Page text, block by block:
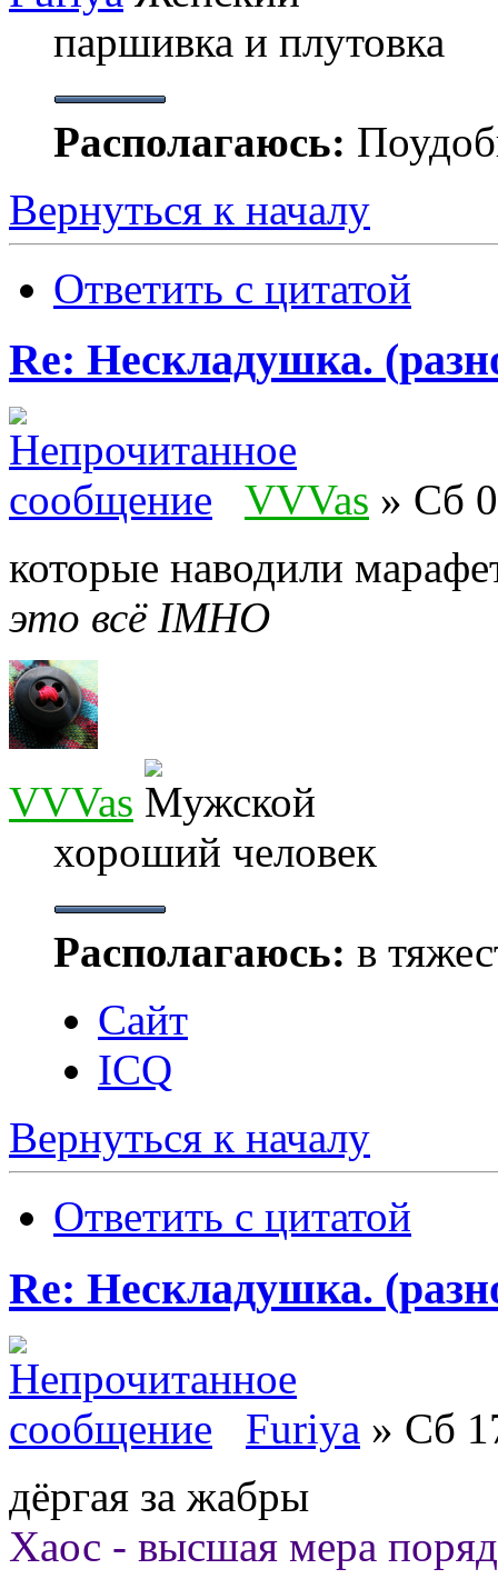
паршивка и плутовка
Располагаюсь:
Вернуться к началу
Ответить с цитатой
Re: Нескладушка.
VVVas » Сб
которые наводили
это всё IMHO
VVVas
хороший человек
Располагаюсь: в
Сайт
ICQ
Вернуться к началу
Ответить с цитатой
Re: Нескладушка.
Furiya » Сб
дёргая за жабры
Хаос - высшая мера